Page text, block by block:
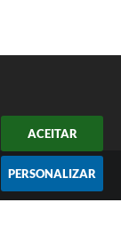
ACEITAR
PERSONALIZAR